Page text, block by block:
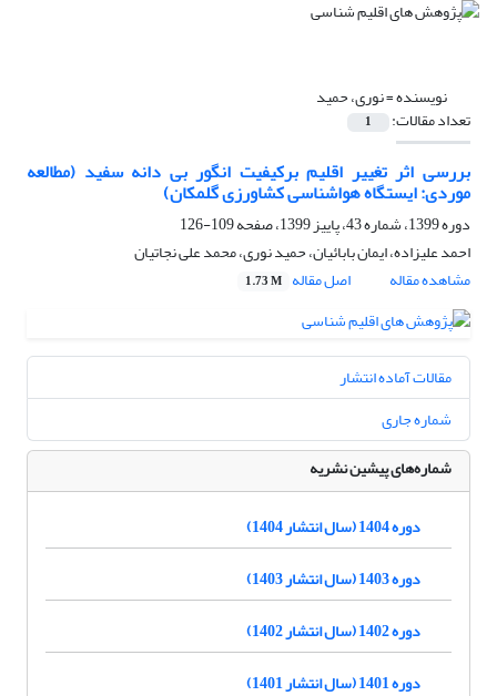
نویسنده =نوری، حمید
تعداد مقالات: 1
بررسی اثر تغییر اقلیم برکیفیت انگور بی دانه سفید (مطالعه
موردی: ایستگاه هواشناسی کشاورزی گلمکان)
دوره 1399، شماره 43، پاییز 1399، صفحه
109-126
احمد علیزاده، ایمان بابائیان، حمید نوری، محمد علی نجاتیان
مشاهده مقاله
اصل مقاله 1.73 M
مقالات آماده انتشار
شماره جاری
شماره‌های پیشین نشریه
دوره 1404 (سال انتشار 1404)
دوره 1403 (سال انتشار 1403)
دوره 1402 (سال انتشار 1402)
دوره 1401 (سال انتشار 1401)